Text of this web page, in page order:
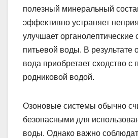
полезный минеральный
эффективно устраняет
улучшает органолептические
питьевой воды. В результате
вода приобретает сходство с
родниковой водой.
Озоновые системы обычно
безопасными для
воды. Однако важно